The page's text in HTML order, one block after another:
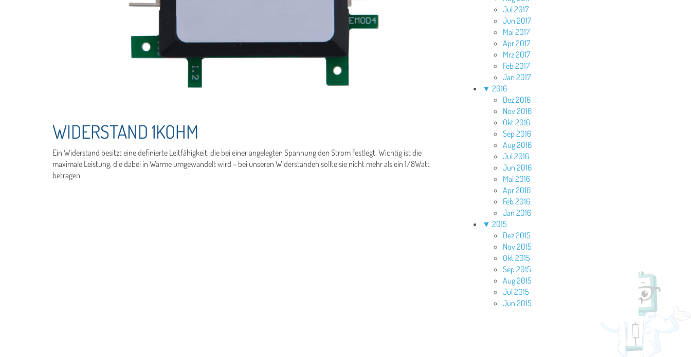
WIDERSTAND 1KOHM
Ein Widerstand besitzt eine definierte Leitfähigkeit, die bei einer angelegten Spannung den Strom festlegt. Wichtig ist die
maximale Leistung, die dabei in Wärme umgewandelt wird – bei unseren Widerständen sollte sie nicht mehr als ein 1/8Watt
betragen.
Jul 2017
Jun 2017
Mai 2017
Apr 2017
Mrz 2017
Feb 2017
Jan 2017
▼ 2016
Dez 2016
Nov 2016
Okt 2016
Sep 2016
Aug 2016
Jul 2016
Jun 2016
Mai 2016
Apr 2016
Feb 2016
Jan 2016
▼ 2015
Dez 2015
Nov 2015
Okt 2015
Sep 2015
Aug 2015
Jul 2015
Jun 2015